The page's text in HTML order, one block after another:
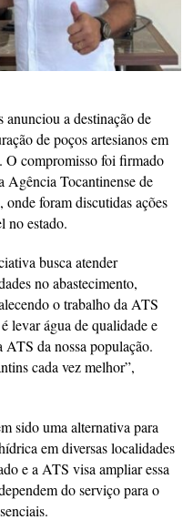
a destinação de
de poços artesianos em
O compromisso foi firmado
Agência Tocantinense de
foram discutidas ações
no estado.
busca atender
no abastecimento,
o trabalho da ATS
levar água de qualidade e
ATS da nossa população.
cada vez melhor”,
sido uma alternativa para
em diversas localidades
e a ATS visa ampliar essa
do serviço para o